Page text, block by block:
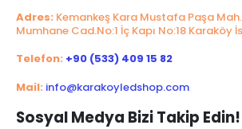
Adres: Kemankeş Kara Mustafa Paşa
Mumhane Cad.No:1 İç Kapı No:18 Karaköy
Telefon: +90 (533) 409 15 82
Mail: info@karakoyledshop.com
Sosyal Medya Bizi Takip Edin!